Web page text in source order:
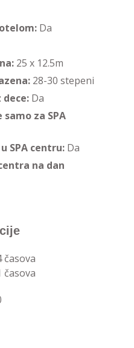
Da
25 x 12.5m
28-30 stepeni
dece: Da
samo za SPA
SPA centru: Da
na dan
časova
časova